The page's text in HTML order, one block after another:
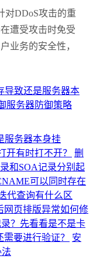
DDoS攻击的重
遭受攻击时免受
业务的安全性，
导致还是服务器本
服务器防御策略
服务器本身挂
开有时打不开？
删
和SOA记录分别起
可以同时存在
代查询有什么区
网页排版异常如何修
？先看看是不是卡
要进行验证？
安